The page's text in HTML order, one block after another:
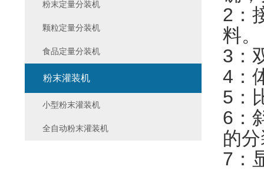
2：
料
3：
4：
5：
6：
的
7：
粉末定量分装机
颗粒定量分装机
食品定量分装机
粉末灌装机
小型粉末灌装机
全自动粉末灌装机